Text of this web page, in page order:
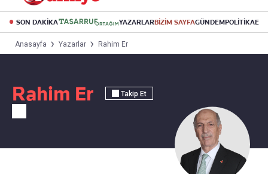
SON DAKİKA YAZARLARBİZİM SAYFAGÜNDEMPOLİTİKA
Anasayfa Yazarlar Rahim Er
Rahim Er Takip Et